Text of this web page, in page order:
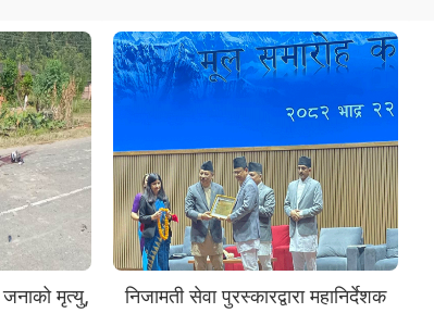
जनाको मृत्यु,
निजामती सेवा पुरस्कारद्वारा महानिर्देशक